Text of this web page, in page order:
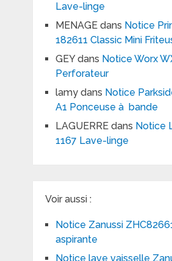
Lave-linge
MENAGEdans Notice
182611 Classic Mini
GEYdans Notice Worx
Perforateur
lamydans Notice
A1 Ponceuse à bande
LAGUERREdans Notice
1167 Lave-linge
Voir aussi :
Notice Zanussi
aspirante
Notice lave vaisselle